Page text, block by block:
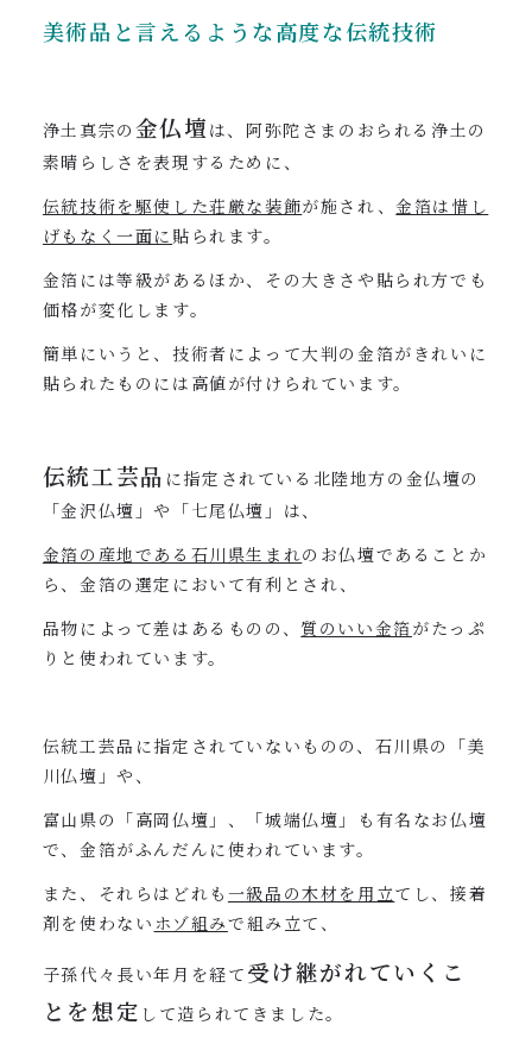
美術品と言えるような高度な伝統技術
浄土真宗の 金仏壇 は、阿弥陀さまのおられる浄土の
素晴らしさを表現するために、
伝統技術を駆使した荘厳な装飾が施され、金箔は惜し
げもなく一面に 貼られます。
金箔には等級があるほか、その大きさや貼られ方でも
価格が変化します。
簡単にいうと、技術者によって大判の金箔がきれいに
貼られたものには高値が付けられています。
伝統工芸品 に指定されている北陸地方の金仏壇の
「金沢仏壇」や「七尾仏壇」は、
金箔の産地である石川県生まれのお仏壇であることか
ら、金箔の選定において有利とされ、
品物によって差はあるものの、質のいい金箔がたっぷ
りと使われています。
伝統工芸品に指定されていないものの、石川県の「美
川仏壇」や、
富山県の「高岡仏壇」、「城端仏壇」も有名なお仏壇
で、金箔がふんだんに使われています。
また、それらはどれも 一級品の木材を用立てし、接着
剤を使わない ホゾ組みで組み立て、
子孫代々長い年月を経て 受け継がれていくこ
とを想定 して造られてきました。